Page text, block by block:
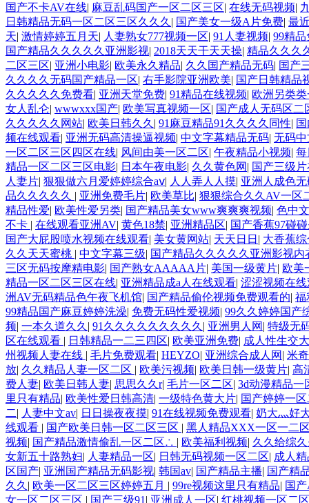
国产不卡AV在线| 麻豆乱码国产一区二区三区| 在线无码视频|
日韩精品无码一区二区三区久久久 | 国产美女一级A片免费| 最
天| 激情婷婷五月天| 人妻熟女777视频一区| 91人妻视频| 99精
国产精品久久久久久亚洲影视| 2018天天干天天操| 精品久久久
二区三区| 亚洲小电影| 欧美永久精品| 久久国产精品无码| 国产
久久久久无码国产精品一区| 右手影院亚洲欧美| 国产日韩精品
久久久久久免费看| 亚洲天堂免费| 91精品在线视频| 欧洲另类
女人乱仑| wwwxxx国产| 欧美写真视频一区| 国产成人无码区二
久久久久久网站| 欧美日韩久久 | 91麻豆精品91久久久久同性|
频在线观看| 亚洲无码高清操逼视频| 中文字幕精品无码| 无码中
一区二区三区四区在线| 风间由美一区二区| 午夜精品小视频| 每
精品一区二区三区电影| 日本午夜电影| 久久黄色网 | 国产三级
人妻片| 狠狠做六月爱婷婷综合aⅴ| 人人弄人人摸| 亚洲人成色
品久久久久久 | 亚洲免费毛片| 欧美草比| 狠狠综合久久AV一区
精品性爱| 欧美性爱另类| 国产精品美女www爽爽爽视频| 色中
不卡 | 在线观看亚洲AV| 黄色18禁| 亚洲精品区| 国产香蕉97碰
国产大屁股喷水视频在线观看| 美女黄网站| 天天日日 | 大香蕉
久久天天蜜桃 | 中文字幕三级| 国产精品久久久久久亚洲影视内
三区无码按摩精电影| 国产熟女AAAAA片| 美国一级黄片| 欧美
精品一区二区三区在线| 亚洲精品成a人在线观看| 涩涩视频在
洲AV无码精品色午夜飞机馆| 国产精品偷伦视频免费观看的| 福
99精品国产麻豆婷婷洗澡| 免费无码性爱视频| 99久久婷婷国产
频| 一本久道久久 | 91久久久久久久久久久 | 亚洲男人网 | 特级无
区在线观看 | 日韩精品一二三四区| 欧美亚洲免费| 成人性生交
州视频人妻在线 | 毛片免费观看| HEYZO| 亚洲综合成人网 | 米
放| 久久精品人妻一区二区 | 欧美污视频| 欧美日韩一级黄片| 高
费人妻| 欧美日韩人妻| 思思久久r| 毛片一区二区| 3d动漫精品一
里只有精品| 欧美性爱日韩高清| 一级特色黄大片| 国产婷婷一
二| 人妻中文av| 日日操夜夜摸| 91在线视频免费观看| 奶大灬好
线观看 | 国产欧美日韩一区二区三区 | 黑人精品XXX一区一二
视频| 国产精品激情偷乱一区二区∴ | 欧美福利视频| 久久给综
女新五十路熟妇| 人妻精品一区| 日韩无码视频一区二区| 成人
区国产| 亚洲国产精品无码影视| 韩国av| 国产精品主播| 国产精
久久 | 欧美一区二区三区婷婷五月 | 99re视频这里只有精品| 国
女一区二区三区 | 国产三级91 | 亚洲成人一区| 红桃视频一区二